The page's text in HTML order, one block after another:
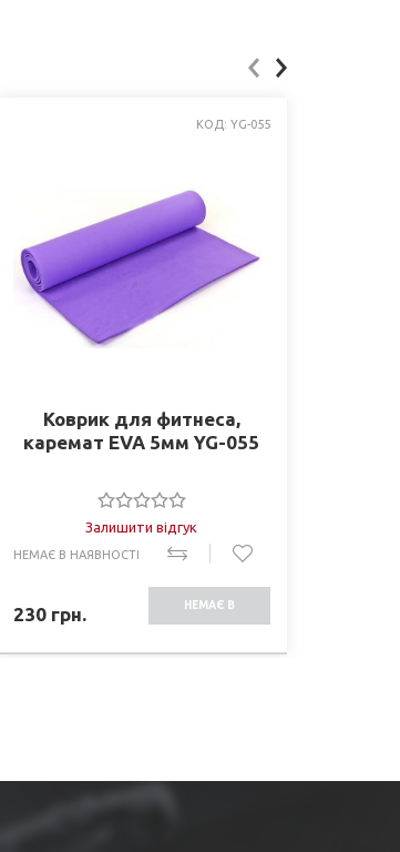
КОД: YG-055
Коврик для фитнеса,
каремат EVA 5мм YG-055
Залишити відгук
НЕМАЄ В НАЯВНОСТІ
230грн. НЕМАЄ В